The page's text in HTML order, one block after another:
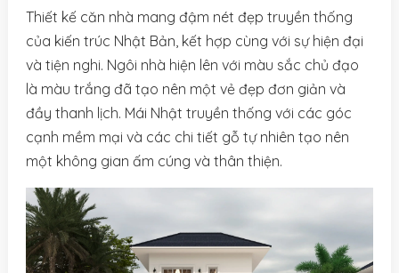
Thiết kế căn nhà mang đậm nét đẹp truyền thống
của kiến trúc Nhật Bản, kết hợp cùng với sự hiện đại
và tiện nghi. Ngôi nhà hiện lên với màu sắc chủ đạo
là màu trắng đã tạo nên một vẻ đẹp đơn giản và
đầy thanh lịch. Mái Nhật truyền thống với các góc
cạnh mềm mại và các chi tiết gỗ tự nhiên tạo nên
một không gian ấm cúng và thân thiện.